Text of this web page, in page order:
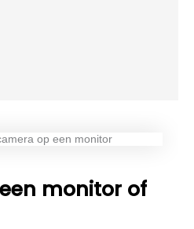
monitor of